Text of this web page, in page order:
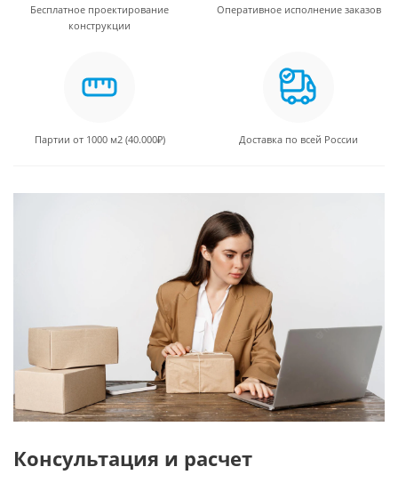
Бесплатное проектирование
конструкции
Оперативное исполнение заказов
Партии от 1000 м2 (40.000₽) Доставка по всей России
Консультация и расчет